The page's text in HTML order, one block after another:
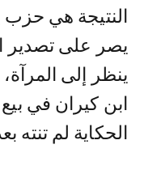
النتيجة هي حزب
يصر على تصدير
ينظر إلى
ابن كيران في
الحكاية لم تنته